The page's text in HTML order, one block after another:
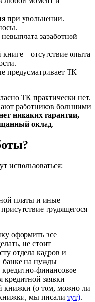
при увольнении.
заработной
– отсутствие опыта
предусматривает ТК
ТК практически нет.
работников большими
никаких гарантий,
оклад.
использоваться:
платы и иные
трудящегося
оформить все
не стоит
отдела кадров и
банке на нужды
финансовое
кредитной заявки
книжки (о том, можно ли
книжки, мы писали тут).